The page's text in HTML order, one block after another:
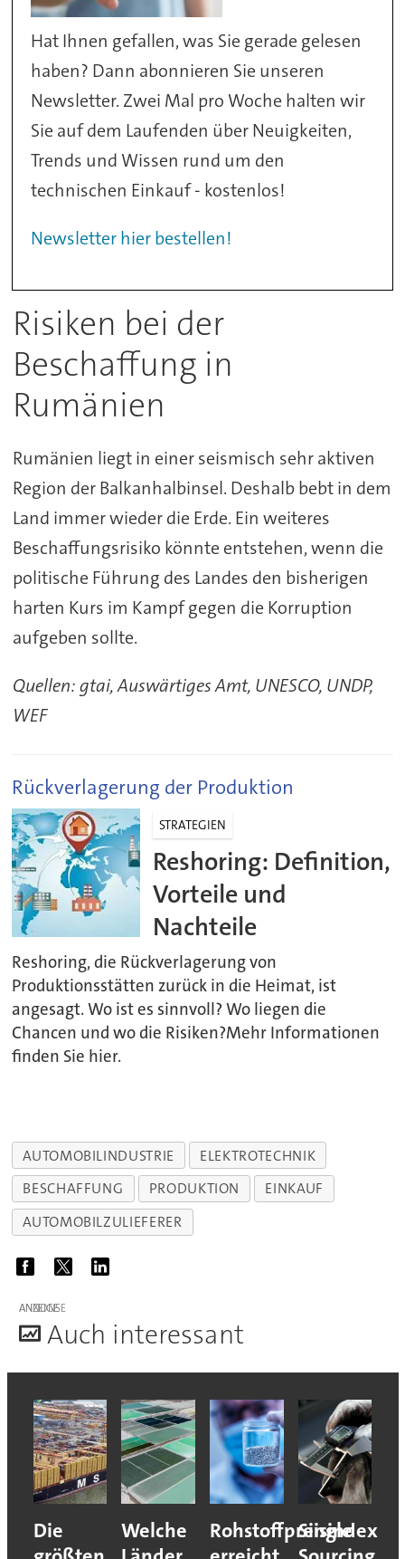
Hat Ihnen gefallen, was Sie gerade gelesen
haben? Dann abonnieren Sie unseren
Newsletter. Zwei Mal pro Woche halten wir
Sie auf dem Laufenden über Neuigkeiten,
Trends und Wissen rund um den
technischen Einkauf - kostenlos!
Newsletter hier bestellen!
Risiken bei der
Beschaffung in
Rumänien
Rumänien liegt in einer seismisch sehr aktiven
Region der Balkanhalbinsel. Deshalb bebt in dem
Land immer wieder die Erde. Ein weiteres
Beschaffungsrisiko könnte entstehen, wenn die
politische Führung des Landes den bisherigen
harten Kurs im Kampf gegen die Korruption
aufgeben sollte.
Quellen: gtai, Auswärtiges Amt, UNESCO, UNDP,
WEF
Rückverlagerung der Produktion
STRATEGIEN
Reshoring: Definition,
Vorteile und
Nachteile
Reshoring, die Rückverlagerung von
Produktionsstätten zurück in die Heimat, ist
angesagt. Wo ist es sinnvoll? Wo liegen die
Chancen und wo die Risiken?Mehr Informationen
finden Sie hier.
AUTOMOBILINDUSTRIE
ELEKTROTECHNIK
BESCHAFFUNG
PRODUKTION
EINKAUF
AUTOMOBILZULIEFERER
ANZEIGE
Auch interessant
Die
Welche
Rohstoffpreisindex
Single